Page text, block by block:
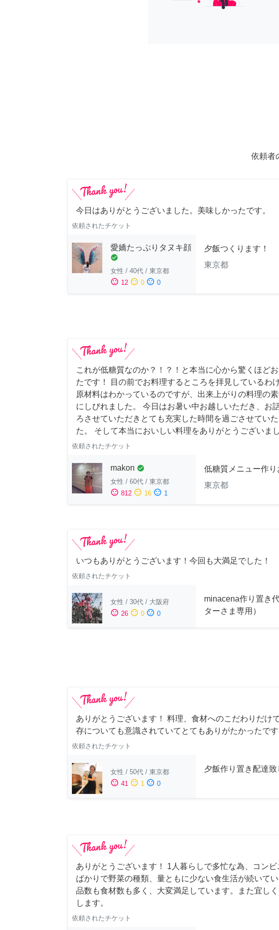
依頼者
今日はありがとうございました。美味しかったです。
依頼されたチケット
愛嬌たっぷりタヌキ顔
check_circle
女性 / 40代 / 東京都
sentiment_satisfied 12 sentiment_neutral 0 sentiment_dissatisfied 0
夕飯つくります！
東京都
これが低糖質なのか？！？！と本当に心から驚くほど
たです！ 目の前でお料理するところを拝見しているわ
原材料はわかっているのですが、出来上がりの料理の
にしびれました。 今日はお暑い中お越しいただき、お
ろさせていただきとても充実した時間を過ごさせてい
た。 そして本当においしい料理をありがとうございまし
依頼されたチケット
makon check_circle
女性 / 60代 / 東京都
sentiment_satisfied 812 sentiment_neutral 16 sentiment_dissatisfied 1
低糖質メニュー作り
東京都
いつもありがとうございます！今回も大満足でした！
依頼されたチケット
女性 / 30代 / 大阪府
sentiment_satisfied 26 sentiment_neutral 0 sentiment_dissatisfied 0
minacena作り置き
ターさま専用）
ありがとうございます！ 料理、食材へのこだわりだけ
存についても意識されていてとてもありがたかったです
依頼されたチケット
女性 / 50代 / 東京都
sentiment_satisfied 41 sentiment_neutral 1 sentiment_dissatisfied 0
夕飯作り置き配達致
ありがとうございます！ 1人暮らしで多忙な為、コン
ばかりで野菜の種類、量ともに少ない食生活が続いてい
品数も食材数も多く、大変満足しています。また宜し
します。
依頼されたチケット